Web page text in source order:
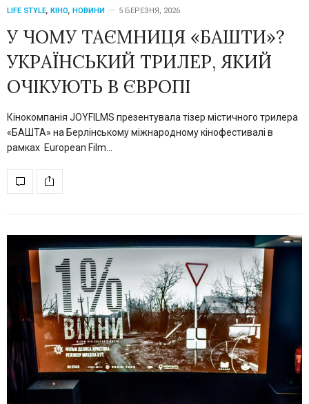
LIFE STYLE КІНО НОВИНИ 5 БЕРЕЗНЯ, 2026
У ЧОМУ ТАЄМНИЦЯ «БАШТИ»?
УКРАЇНСЬКИЙ ТРИЛЕР, ЯКИЙ
ОЧІКУЮТЬ В ЄВРОПІ
Кінокомпанія JOYFILMS презентувала тізер містичного трилера
«БАШТА» на Берлінському міжнародному кінофестивалі в
рамках European Film…